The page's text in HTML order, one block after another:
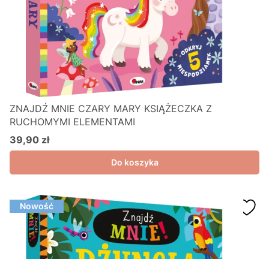
ZNAJDŹ MNIE CZARY MARY KSIĄŻECZKA Z
RUCHOMYMI ELEMENTAMI
Cena
39,90 zł
Do koszyka
Nowość